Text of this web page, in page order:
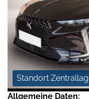
Standort
Allgemeine Daten: